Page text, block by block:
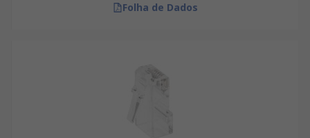
Folha de Dados